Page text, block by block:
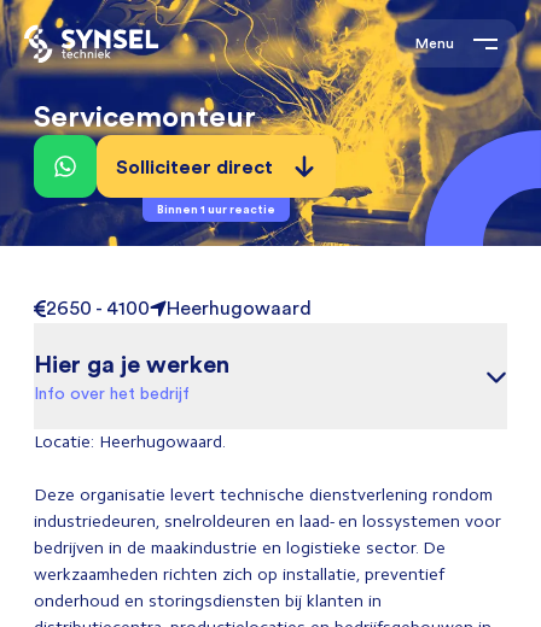
Menu
Servicemonteur
Solliciteer direct
Binnen 1 uur reactie
2650 - 4100 Heerhugowaard
Hier ga je werken
Info over het bedrijf
Locatie: Heerhugowaard.
Deze organisatie levert technische dienstverlening rondom
industriedeuren, snelroldeuren en laad- en lossystemen voor
bedrijven in de maakindustrie en logistieke sector. De
werkzaamheden richten zich op installatie, preventief
onderhoud en storingsdiensten bij klanten in